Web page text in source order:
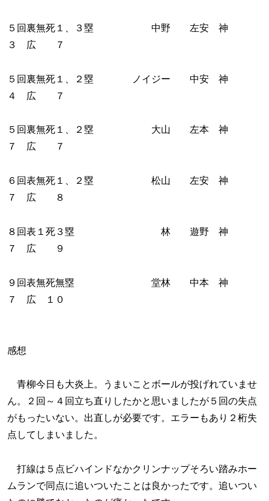
５回裏無死１、３塁 中野 左安 神
３ 広 ７
５回裏無死１、２塁 ノイジー 中安 神
４ 広 ７
５回裏無死１、２塁 大山 左本 神
７ 広 ７
６回表無死１、２塁 松山 左安 神
７ 広 ８
８回表１死３塁 林 遊野 神
７ 広 ９
９回表無死無塁 堂林 中本 神
７ 広 １０
感想
青柳今日も大炎上。うまいことボールが投げれていませ
ん。２回～４回立ち直りしたかと思いましたが５回の失点
がもったいない。出直しが必要です。エラーもあり２桁失
点してしまいました。
打線は５点ビハインドなかクリンナップそろい踏みホー
ムランで同点に追いついたことは良かったです。追いつい